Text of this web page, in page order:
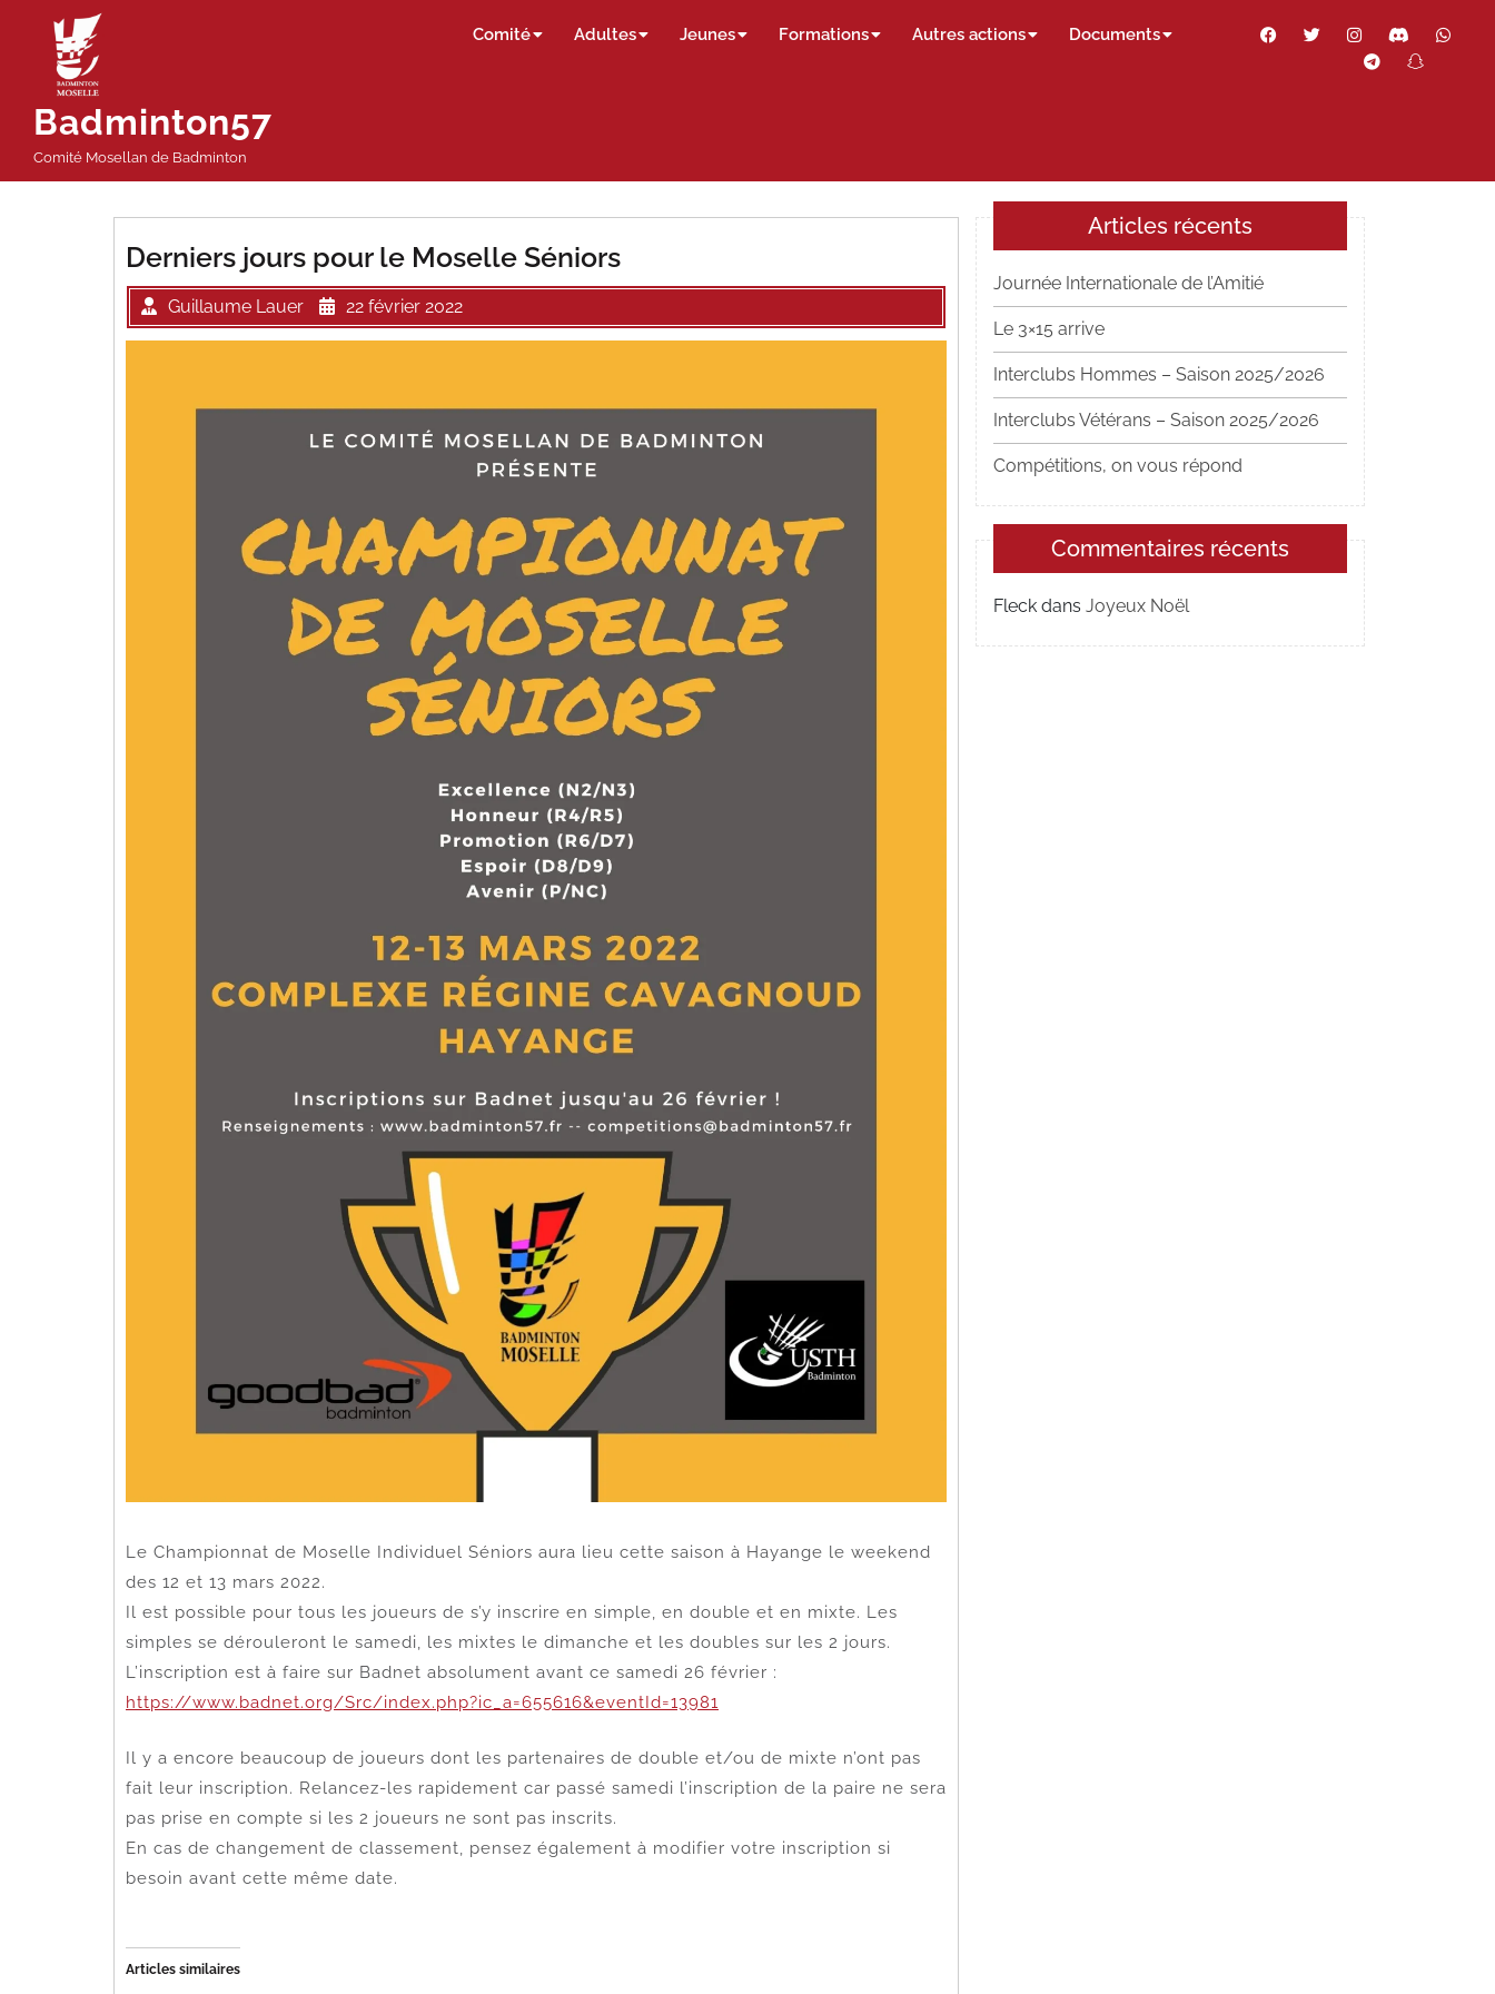
contenu
Badminton57
Comité Mosellan de Badminton
Comité Adultes Jeunes Formations Autres actions Documents Facebook
Twitter InstagramDiscord
Telegram
Derniers jours pour le Moselle Séniors
Guillaume Lauer 22 février 2022
Le Championnat de Moselle Individuel Séniors aura lieu cette saison à Hayange le weekend
des 12 et 13 mars 2022.
Il est possible pour tous les joueurs de s’y inscrire en simple, en double et en mixte. Les
simples se dérouleront le samedi, les mixtes le dimanche et les doubles sur les 2 jours.
L’inscription est à faire sur Badnet absolument avant ce samedi 26 février :
https://www.badnet.org/Src/index.php?ic_a=655616&eventId=13981
Il y a encore beaucoup de joueurs dont les partenaires de double et/ou de mixte n’ont pas
fait leur inscription. Relancez-les rapidement car passé samedi l’inscription de la paire ne sera
pas prise en compte si les 2 joueurs ne sont pas inscrits.
En cas de changement de classement, pensez également à modifier votre inscription si
besoin avant cette même date.
Articles similaires
Articles récents
Journée Internationale de l’Amitié
Le 3×15 arrive
Interclubs Hommes – Saison 2025/2026
Interclubs Vétérans – Saison 2025/2026
Compétitions, on vous répond
Commentaires récents
Fleck dans Joyeux Noël